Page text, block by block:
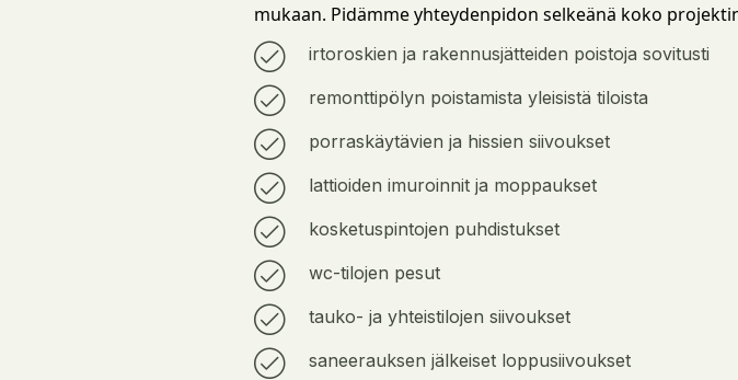
mukaan. Pidämme yhteydenpidon selkeänä koko
irtoroskien ja rakennusjätteiden poistoja sovitusti
remonttipölyn poistamista yleisistä tiloista
porraskäytävien ja hissien siivoukset
lattioiden imuroinnit ja moppaukset
kosketuspintojen puhdistukset
wc-tilojen pesut
tauko- ja yhteistilojen siivoukset
saneerauksen jälkeiset loppusiivoukset